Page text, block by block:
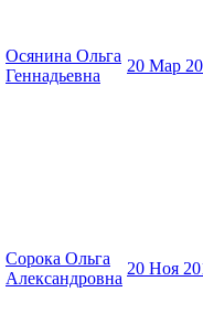
Осянина Ольга
Геннадьевна
20 Мар
Сорока Ольга
Александровна
20 Ноя